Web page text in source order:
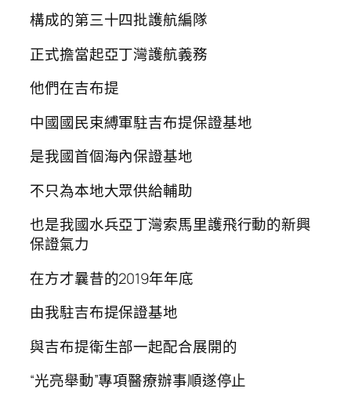
構成的第三十四批護航編隊
正式擔當起亞丁灣護航義務
他們在吉布提
中國國民束縛軍駐吉布提保證基地
是我國首個海內保證基地
不只為本地大眾供給輔助
也是我國水兵亞丁灣索馬里護飛行動的新興
保證氣力
在方才曩昔的2019年年底
由我駐吉布提保證基地
與吉布提衛生部一起配合展開的
“光亮舉動”專項醫療辦事順遂停止